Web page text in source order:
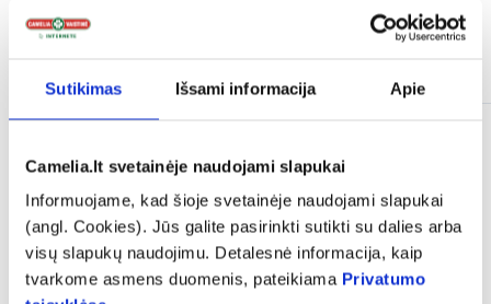
Sutikimas Išsami informacija Apie
Camelia.lt svetainėje naudojami slapukai
Informuojame, kad šioje svetainėje naudojami slapukai
(angl. Cookies). Jūs galite pasirinkti sutikti su dalies arba
visų slapukų naudojimu. Detalesnė informacija, kaip
tvarkome asmens duomenis, pateikiama Privatumo